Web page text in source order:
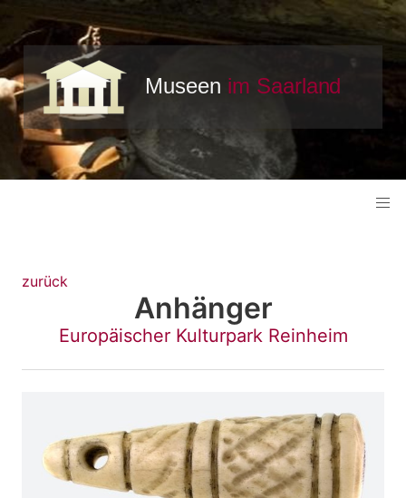
zurück
Anhänger
Europäischer Kulturpark Reinheim